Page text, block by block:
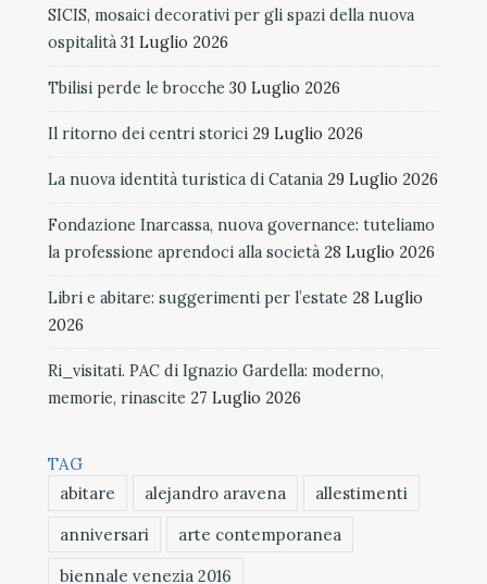
SICIS, mosaici decorativi per gli spazi della nuova
ospitalità 31 Luglio 2026
Tbilisi perde le brocche 30 Luglio 2026
Il ritorno dei centri storici 29 Luglio 2026
La nuova identità turistica di Catania 29 Luglio 2026
Fondazione Inarcassa, nuova governance: tuteliamo
la professione aprendoci alla società 28 Luglio 2026
Libri e abitare: suggerimenti per l’estate 28 Luglio
2026
Ri_visitati. PAC di Ignazio Gardella: moderno,
memorie, rinascite 27 Luglio 2026
TAG
abitare
alejandro aravena
allestimenti
anniversari
arte contemporanea
biennale venezia 2016